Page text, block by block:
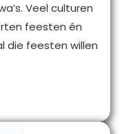
Veel culturen
feesten én
die feesten willen